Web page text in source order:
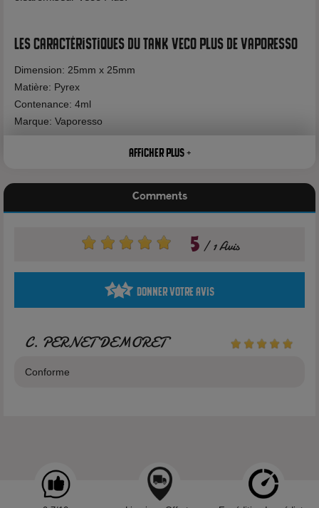
Les caractéristiques du Tank Veco Plus de Vaporesso
Dimension: 25mm x 25mm
Matière: Pyrex
Contenance: 4ml
Marque: Vaporesso
Voir tous les produits de la marque Vaporesso
Afficher plus +
Comments
5 1 Avis
Donner votre avis
C. PERNET DEMORET
Conforme